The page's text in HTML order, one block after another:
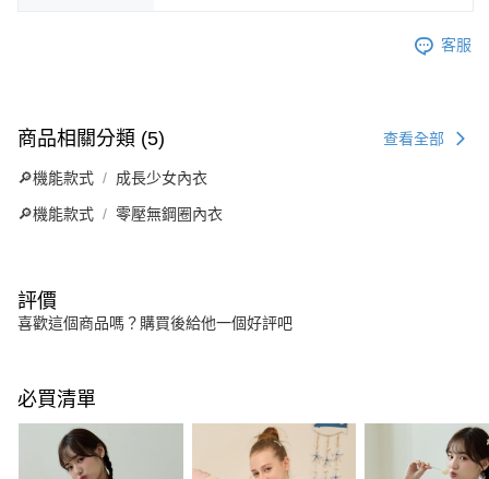
客服
商品相關分類 (5) 查看全部
🔎機能款式 成長少女內衣
🔎機能款式 零壓無鋼圈內衣
評價
喜歡這個商品嗎？購買後給他一個好評吧
必買清單